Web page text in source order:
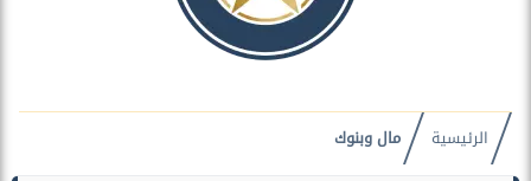
الرئيسية مال وبنوك